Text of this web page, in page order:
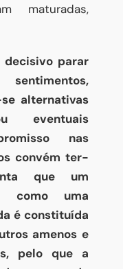
maturadas,
decisivo parar
alternativas
eventuais
nas
convém ter-
que um
como uma
é constituída
amenos e
pelo que a